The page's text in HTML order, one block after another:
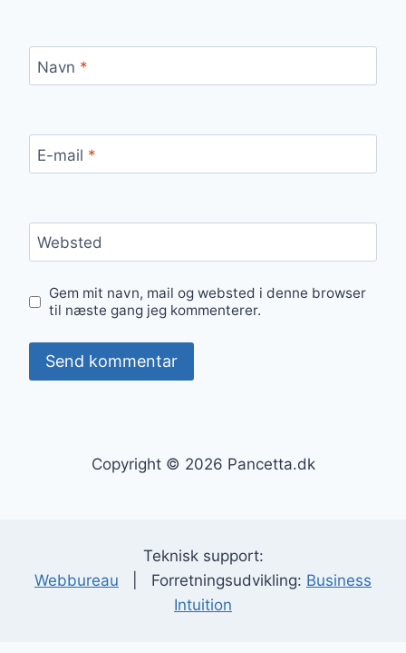
Navn *
E-mail *
Websted
Gem mit navn, mail og websted i denne browser
til næste gang jeg kommenterer.
Copyright © 2026 Pancetta.dk
Teknisk support:
Webbureau | Forretningsudvikling: Business
Intuition